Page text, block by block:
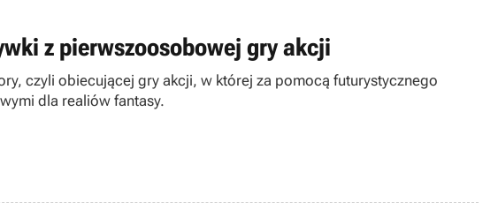
z pierwszoosobowej gry akcji
czyli obiecującej gry akcji, w której za pomocą futurystycznego
dla realiów fantasy.